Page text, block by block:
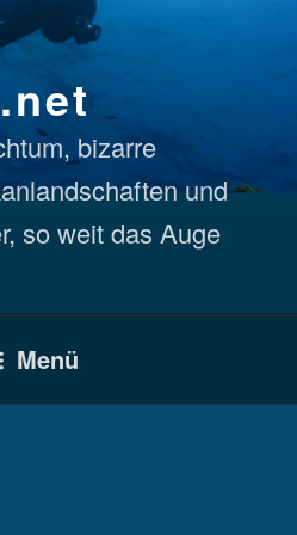
bizarre
und
so weit das Auge
Menü